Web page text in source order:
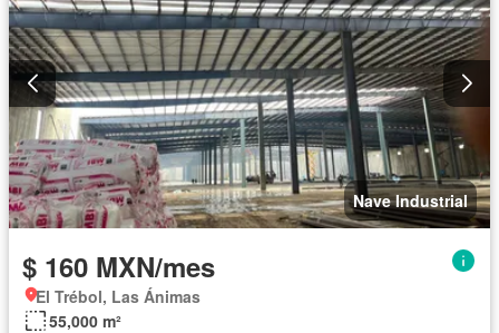
Nave Industrial
$ 160 MXN/mes
El Trébol, Las Ánimas
55,000 m²